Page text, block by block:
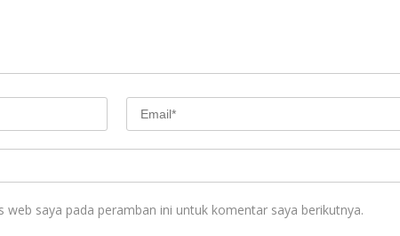
web saya pada peramban ini untuk komentar saya berikutnya.